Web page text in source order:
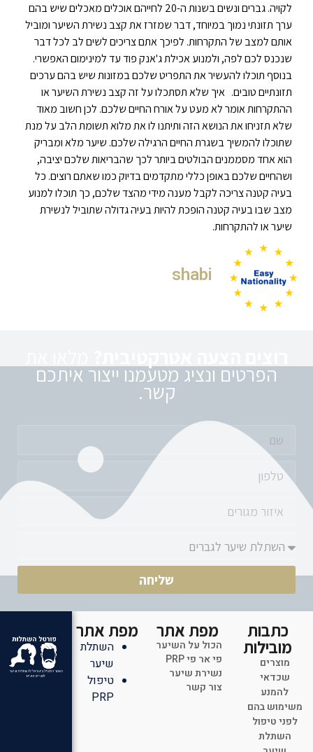
לקויה. גברים ונשים בשנות ה-20 לחייהם אוכלים מאכלים שיש בהם
ערך תזונתי נמוך במיוחד, דבר שמזרז את קצב נשירת השיער ומוביל
אותם למצב של התקרחות. לפיכך אתם צריכים לשים לב לכל דבר
שנכנס לכם לפה, ולמנוע אכילת ג'אנק פוד עד למינימום האפשרי.
בנוסף תוכלו להעשיר את התפריט שלכם במזונות שיש בהם ערכים
תזונתיים טובים. איך שלא תסתכלו על זה קצב נשירת השיער או
ההתקרחות אומר לא מעט על אורח החיים שלכם. לכן חשוב מאוד
שלא תזניחו את הנושא הזה ותיתנו לו את מלוא תשומת הלב על מנת
שתוכלו להמשיך בשגרת החיים הרגילה שלכם. שיער מלא ומבריק
הוא אחד מסממנים הבולטים ביותר לכך שהבריאות שלכם יציבה,
ושהחיים שלכם באופן כללי מתקדמים בדיוק כמו שאתם רוצים. כל
בעיה קטנה צריכה לקבל מענה מידי מהצד שלכם, כך תוכלו למנוע
מצב שבו בעיה קטנה הופכת להיות בעיה גדולה שתוביל לנשירת
שיער או להתקרחות.
shabi
הפרטים ונציג מטעמנו ייצור איתכם
קשר.
שליחה
כתבות
מובילות
מוצרים
שכדאי
להמנע
משימוש בהם
לפני טיפול
השתלת
מפת אתר
הכול על השיער
פי אר פי PRP
נשירת שיער
צור קשר
מפת אתר
השתלת
שיער
טיפול
PRP